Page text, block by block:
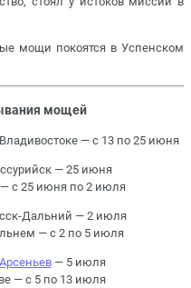
мощи покоятся в Успенском
мощей
— с 13 по 25 июня
— 25 июня
с 25 июня по 2 июля
Дальний — 2 июля
— с 2 по 5 июля
Арсеньев— 5 июля
— с 5 по 13 июля